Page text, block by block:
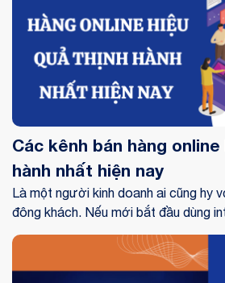
bán hàng đông khách.
Các kênh bán hàng
hành nhất hiện nay
Là một người kinh doanh ai cũng hy
đông khách. Nếu mới bắt đầu dùng
đã biết các kênh bán hàng online
chưa. Cùng tham khảo bài viết để
tiết nhé!